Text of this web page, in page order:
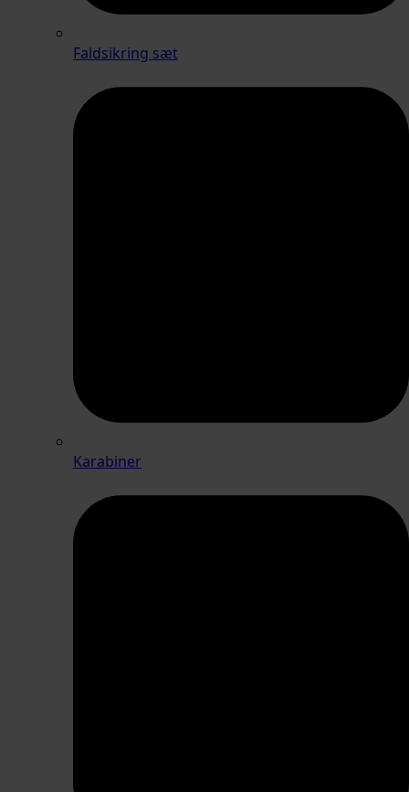
Faldsikring sæt
Karabiner